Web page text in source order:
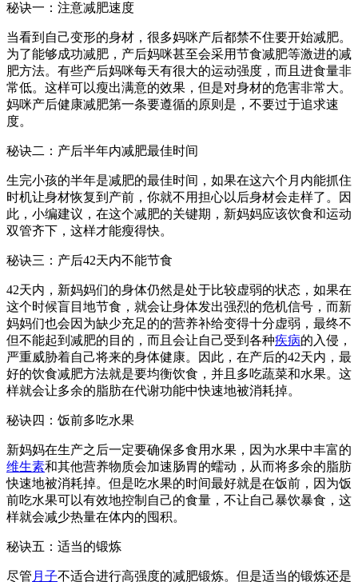
秘诀一：注意减肥速度
当看到自己变形的身材，很多妈咪产后都禁不住要开始减肥。
为了能够成功减肥，产后妈咪甚至会采用节食减肥等激进的减
肥方法。有些产后妈咪每天有很大的运动强度，而且进食量非
常低。这样可以瘦出满意的效果，但是对身材的危害非常大。
妈咪产后健康减肥第一条要遵循的原则是，不要过于追求速
度。
秘诀二：产后半年内减肥最佳时间
生完小孩的半年是减肥的最佳时间，如果在这六个月内能抓住
时机让身材恢复到产前，你就不用担心以后身材会走样了。因
此，小编建议，在这个减肥的关键期，新妈妈应该饮食和运动
双管齐下，这样才能瘦得快。
秘诀三：产后42天内不能节食
42天内，新妈妈们的身体仍然是处于比较虚弱的状态，如果在
这个时候盲目地节食，就会让身体发出强烈的危机信号，而新
妈妈们也会因为缺少充足的的营养补给变得十分虚弱，最终不
但不能起到减肥的目的，而且会让自己受到各种疾病的入侵，
严重威胁着自己将来的身体健康。因此，在产后的42天内，最
好的饮食减肥方法就是要均衡饮食，并且多吃蔬菜和水果。这
样就会让多余的脂肪在代谢功能中快速地被消耗掉。
秘诀四：饭前多吃水果
新妈妈在生产之后一定要确保多食用水果，因为水果中丰富的
维生素和其他营养物质会加速肠胃的蠕动，从而将多余的脂肪
快速地被消耗掉。但是吃水果的时间最好就是在饭前，因为饭
前吃水果可以有效地控制自己的食量，不让自己暴饮暴食，这
样就会减少热量在体内的囤积。
秘诀五：适当的锻炼
尽管 月子不适合进行高强度的减肥锻炼。但是适当的锻炼还是